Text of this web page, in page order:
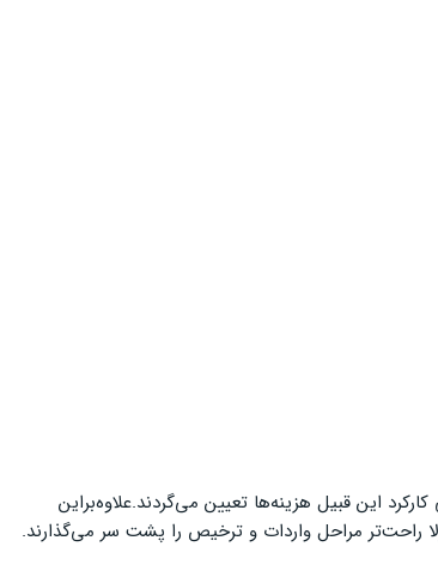
این قبیل هزینه‌ها تعیین می‌گردند.علاوه‌براین
راحت‌تر مراحل واردات و ترخیص را پشت سر می‌‌گذارند.